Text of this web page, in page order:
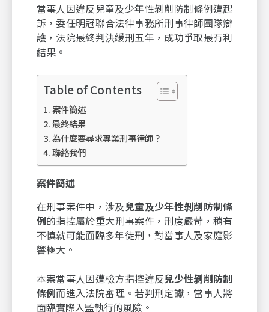
當事人因違反兒童及少年性剝削防制條例遭起
訴，委任明冠聯合法律事務所刑事律師團隊辯
護，法院最終判決緩刑五年，成功爭取最有利
結果。
Table of Contents
案件簡述
最終結果
為什麼要尋求專業刑事律師？
聯絡我們
案件簡述
在刑事案件中，涉及兒童及少年性剝削防制條
例的指控屬於重大刑事案件，刑度嚴苛，稍有
不慎就可能面臨多年徒刑，對當事人及家庭影
響極大。
本案當事人因遭檢方指控違反兒少性剝削防制
條例而進入法院審理。若判刑定讞，當事人將
面臨實際入監執行的風險。